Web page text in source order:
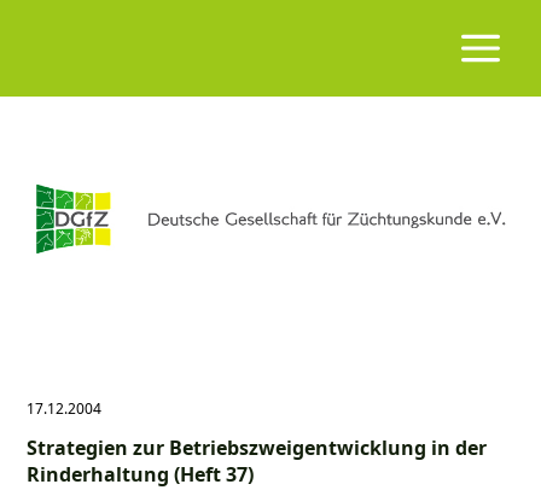
17.12.2004
Strategien zur Betriebszweigentwicklung in der
Rinderhaltung (Heft 37)